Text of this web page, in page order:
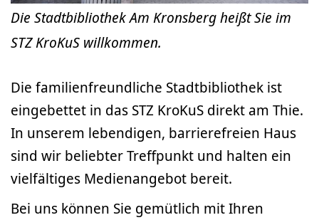
Die Stadtbibliothek Am Kronsberg heißt Sie im
STZ KroKuS willkommen.
Die familienfreundliche Stadtbibliothek ist
eingebettet in das STZ KroKuS direkt am Thie.
In unserem lebendigen, barrierefreien Haus
sind wir beliebter Treffpunkt und halten ein
vielfältiges Medienangebot bereit.
Bei uns können Sie gemütlich mit Ihren